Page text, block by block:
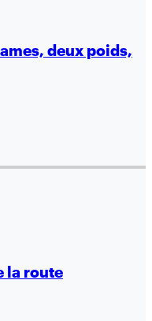
deux poids,
la route